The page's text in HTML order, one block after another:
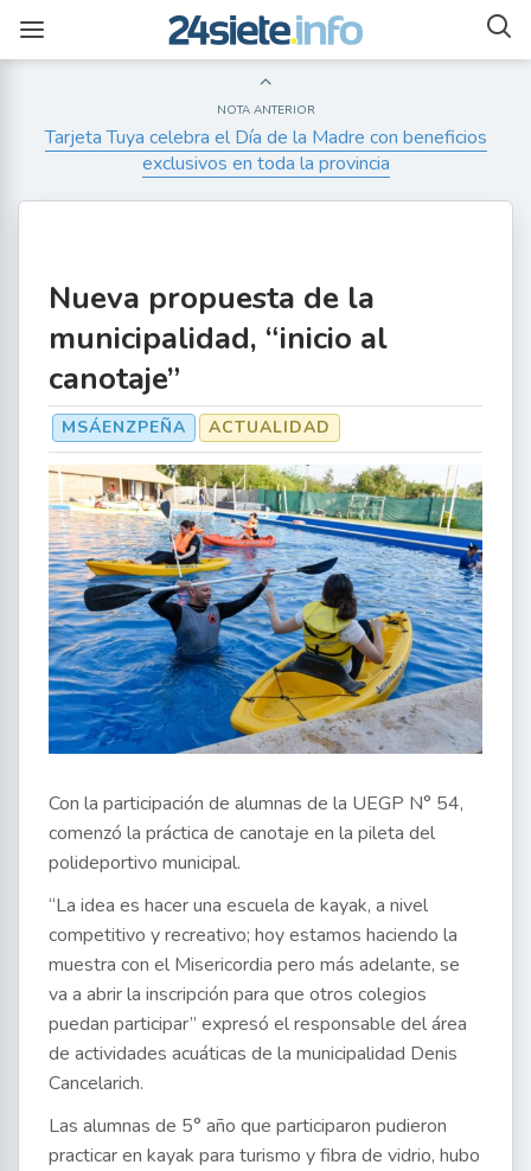
NOTA ANTERIOR
Tarjeta Tuya celebra el Día de la Madre con beneficios
exclusivos en toda la provincia
Nueva propuesta de la
municipalidad, “inicio al
canotaje”
MSÁENZPEÑA ACTUALIDAD
Con la participación de alumnas de la UEGP N° 54,
comenzó la práctica de canotaje en la pileta del
polideportivo municipal.
“La idea es hacer una escuela de kayak, a nivel
competitivo y recreativo; hoy estamos haciendo la
muestra con el Misericordia pero más adelante, se
va a abrir la inscripción para que otros colegios
puedan participar” expresó el responsable del área
de actividades acuáticas de la municipalidad Denis
Cancelarich.
Las alumnas de 5° año que participaron pudieron
practicar en kayak para turismo y fibra de vidrio, hubo